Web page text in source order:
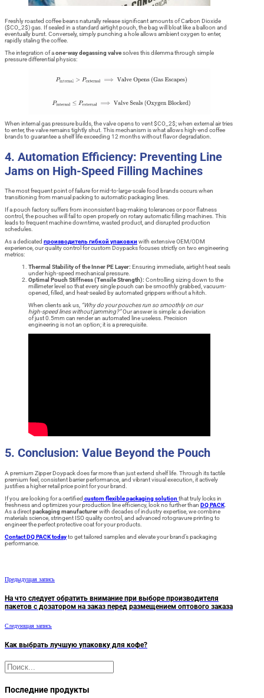
Freshly roasted coffee beans naturally release significant amounts of Carbon Dioxide
($CO_2$) gas. If sealed in a standard airtight pouch, the bag will bloat like a balloon and
eventually burst. Conversely, simply punching a hole allows ambient oxygen to enter,
rapidly staling the coffee.
The integration of aone-way degassing valvesolves this dilemma through simple
pressure differential physics:
When internal gas pressure builds, the valve opens to vent $CO_2$; when external air tries
to enter, the valve remains tightly shut. This mechanism is what allows high-end coffee
brands to guarantee a shelf life exceeding 12 months without flavor degradation.
4. Automation Efficiency: Preventing Line
Jams on High-Speed Filling Machines
The most frequent point of failure for mid-to-large-scale food brands occurs when
transitioning from manual packing to automatic packaging lines.
If a pouch factory suffers from inconsistent bag-making tolerances or poor flatness
control, the pouches will fail to open properly on rotary automatic filling machines. This
leads to frequent machine downtime, wasted product, and disrupted production
schedules.
As a dedicated производитель гибкой упаковкиwith extensive OEM/ODM
experience, our quality control for custom Doypacks focuses strictly on two engineering
metrics:
Thermal Stability of the Inner PE Layer: Ensuring immediate, airtight heat seals
under high-speed mechanical pressure.
Optimal Pouch Stiffness (Tensile Strength): Controlling sizing down to the
millimeter level so that every single pouch can be smoothly grabbed, vacuum-
opened, filled, and heat-sealed by automated grippers without a hitch.
When clients ask us, “Why do your pouches run so smoothly on our
high-speed lines without jamming?”Our answer is simple: a deviation
of just 0.5mm can render an automated line useless. Precision
engineering is not an option; it is a prerequisite.
5. Conclusion: Value Beyond the Pouch
A premium Zipper Doypack does far more than just extend shelf life. Through its tactile
premium feel, consistent barrier performance, and vibrant visual execution, it actively
justifies a higher retail price point for your brand.
If you are looking for a certified custom flexible packaging solution that truly locks in
freshness and optimizes your production line efficiency, look no further than DQ PACK
As a directpackaging manufacturerwith decades of industry expertise, we combine
materials science, stringent ISO quality control, and advanced rotogravure printing to
engineer the perfect protective coat for your products.
Contact DQ PACK todayto get tailored samples and elevate your brand’s packaging
performance.
Предыдущая запись
На что следует обратить внимание при выборе производителя
пакетов с дозатором на заказ перед размещением оптового заказа
Следующая запись
Как выбрать лучшую упаковку для кофе?
Поиск
Последние продукты